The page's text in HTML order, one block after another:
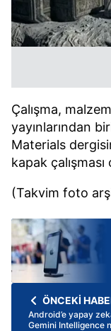
Çalışma,
yayınlarından
Materials
kapak
(Takvim foto
ÖNCEKİ
Android’e yapay
Gemini Intelligence